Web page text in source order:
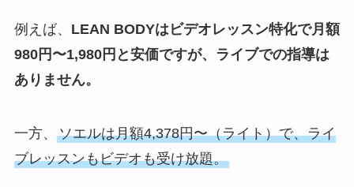
例えば、 LEAN BODYはビデオレッスン特化で月額
980円〜1,980円と安価ですが、ライブでの指導は
ありません。
一方、 ソエルは月額4,378円〜（ライト）で、ライ
ブレッスンもビデオも受け放題。